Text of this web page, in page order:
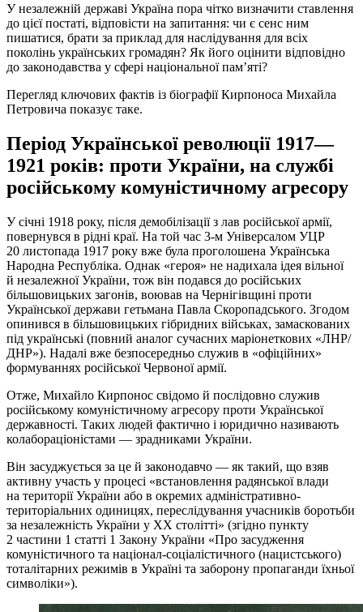
У незалежній державі Україна пора чітко визначити ставлення
до цієї постаті, відповісти на запитання: чи є сенс ним
пишатися, брати за приклад для наслідування для всіх
поколінь українських громадян? Як його оцінити відповідно
до законодавства у сфері національної пам’яті?
Перегляд ключових фактів із біографії Кирпоноса Михайла
Петровича показує таке.
Період Української революції 1917—
1921 років: проти України, на службі
російському комуністичному агресору
У січні 1918 року, після демобілізації з лав російської армії,
повернувся в рідні краї. На той час 3-м Універсалом УЦР
20 листопада 1917 року вже була проголошена Українська
Народна Республіка. Однак «героя» не надихала ідея вільної
й незалежної України, тож він подався до російських
більшовицьких загонів, воював на Чернігівщині проти
Української держави гетьмана Павла Скоропадського. Згодом
опинився в більшовицьких гібридних військах, замаскованих
під українські (повний аналог сучасних маріонеткових «ЛНР/
ДНР»). Надалі вже безпосередньо служив в «офіційних»
формуваннях російської Червоної армії.
Отже, Михайло Кирпонос свідомо й послідовно служив
російському комуністичному агресору проти Української
державності. Таких людей фактично і юридично називають
колабораціоністами — зрадниками України.
Він засуджується за це й законодавчо — як такий, що взяв
активну участь у процесі «встановлення радянської влади
на території України або в окремих адміністративно-
територіальних одиницях, переслідування учасників боротьби
за незалежність України у XX столітті» (згідно пункту
2 частини 1 статті 1 Закону України «Про засудження
комуністичного та націонал-соціалістичного (нацистського)
тоталітарних режимів в Україні та заборону пропаганди їхньої
символіки»).